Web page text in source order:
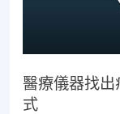
醫療儀器找出
式